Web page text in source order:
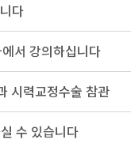
다
서 강의하십니다
시력교정수술 참관
수 있습니다